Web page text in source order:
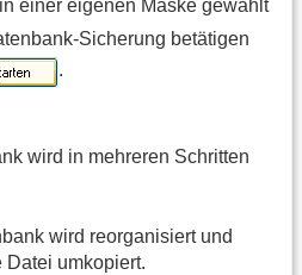
in einer eigenen Maske gewählt
Sicherung betätigen
.
wird in mehreren Schritten
wird reorganisiert und
umkopiert.